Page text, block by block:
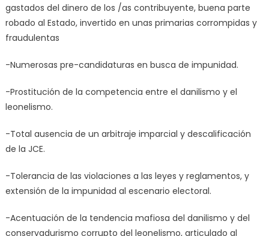
gastados del dinero de los /as contribuyente, buena parte
robado al Estado, invertido en unas primarias corrompidas y
fraudulentas
-Numerosas pre-candidaturas en busca de impunidad.
-Prostitución de la competencia entre el danilismo y el
leonelismo.
-Total ausencia de un arbitraje imparcial y descalificación
de la JCE.
-Tolerancia de las violaciones a las leyes y reglamentos, y
extensión de la impunidad al escenario electoral.
-Acentuación de la tendencia mafiosa del danilismo y del
conservadurismo corrupto del leonelismo, articulado al